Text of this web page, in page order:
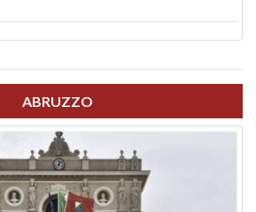
ABRUZZO